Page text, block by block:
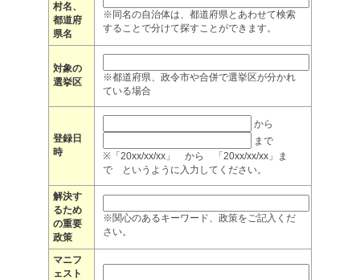
村名、
都道府
県名
※同名の自治体は、都道府県とあわせて検索
することで分けて探すことができます。
対象の
選挙区
※都道府県、政令市や合併で選挙区が分かれ
ている場合
登録日
時
から
まで
※「20xx/xx/xx」 から 「20xx/xx/xx」ま
で というように入力してください。
解決す
るため
の重要
政策
※関心のあるキーワード、政策をご記入くだ
さい。
マニフ
ェスト